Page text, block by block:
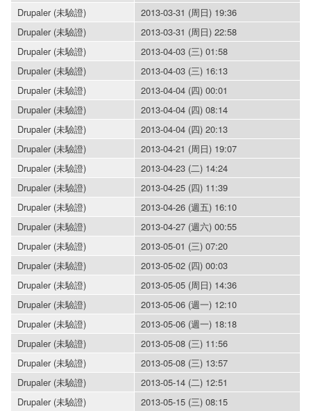
Drupaler (未驗證)
2013-03-31 (周日) 19:36
Drupaler (未驗證)
2013-03-31 (周日) 22:58
Drupaler (未驗證)
2013-04-03 (三) 01:58
Drupaler (未驗證)
2013-04-03 (三) 16:13
Drupaler (未驗證)
2013-04-04 (四) 00:01
Drupaler (未驗證)
2013-04-04 (四) 08:14
Drupaler (未驗證)
2013-04-04 (四) 20:13
Drupaler (未驗證)
2013-04-21 (周日) 19:07
Drupaler (未驗證)
2013-04-23 (二) 14:24
Drupaler (未驗證)
2013-04-25 (四) 11:39
Drupaler (未驗證)
2013-04-26 (週五) 16:10
Drupaler (未驗證)
2013-04-27 (週六) 00:55
Drupaler (未驗證)
2013-05-01 (三) 07:20
Drupaler (未驗證)
2013-05-02 (四) 00:03
Drupaler (未驗證)
2013-05-05 (周日) 14:36
Drupaler (未驗證)
2013-05-06 (週一) 12:10
Drupaler (未驗證)
2013-05-06 (週一) 18:18
Drupaler (未驗證)
2013-05-08 (三) 11:56
Drupaler (未驗證)
2013-05-08 (三) 13:57
Drupaler (未驗證)
2013-05-14 (二) 12:51
Drupaler (未驗證)
2013-05-15 (三) 08:15